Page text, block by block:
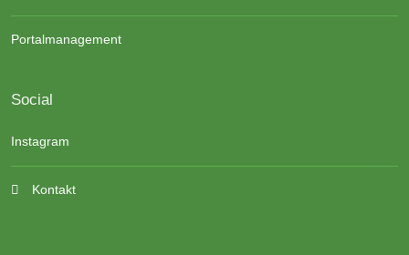
Portalmanagement
Social
Instagram
Kontakt